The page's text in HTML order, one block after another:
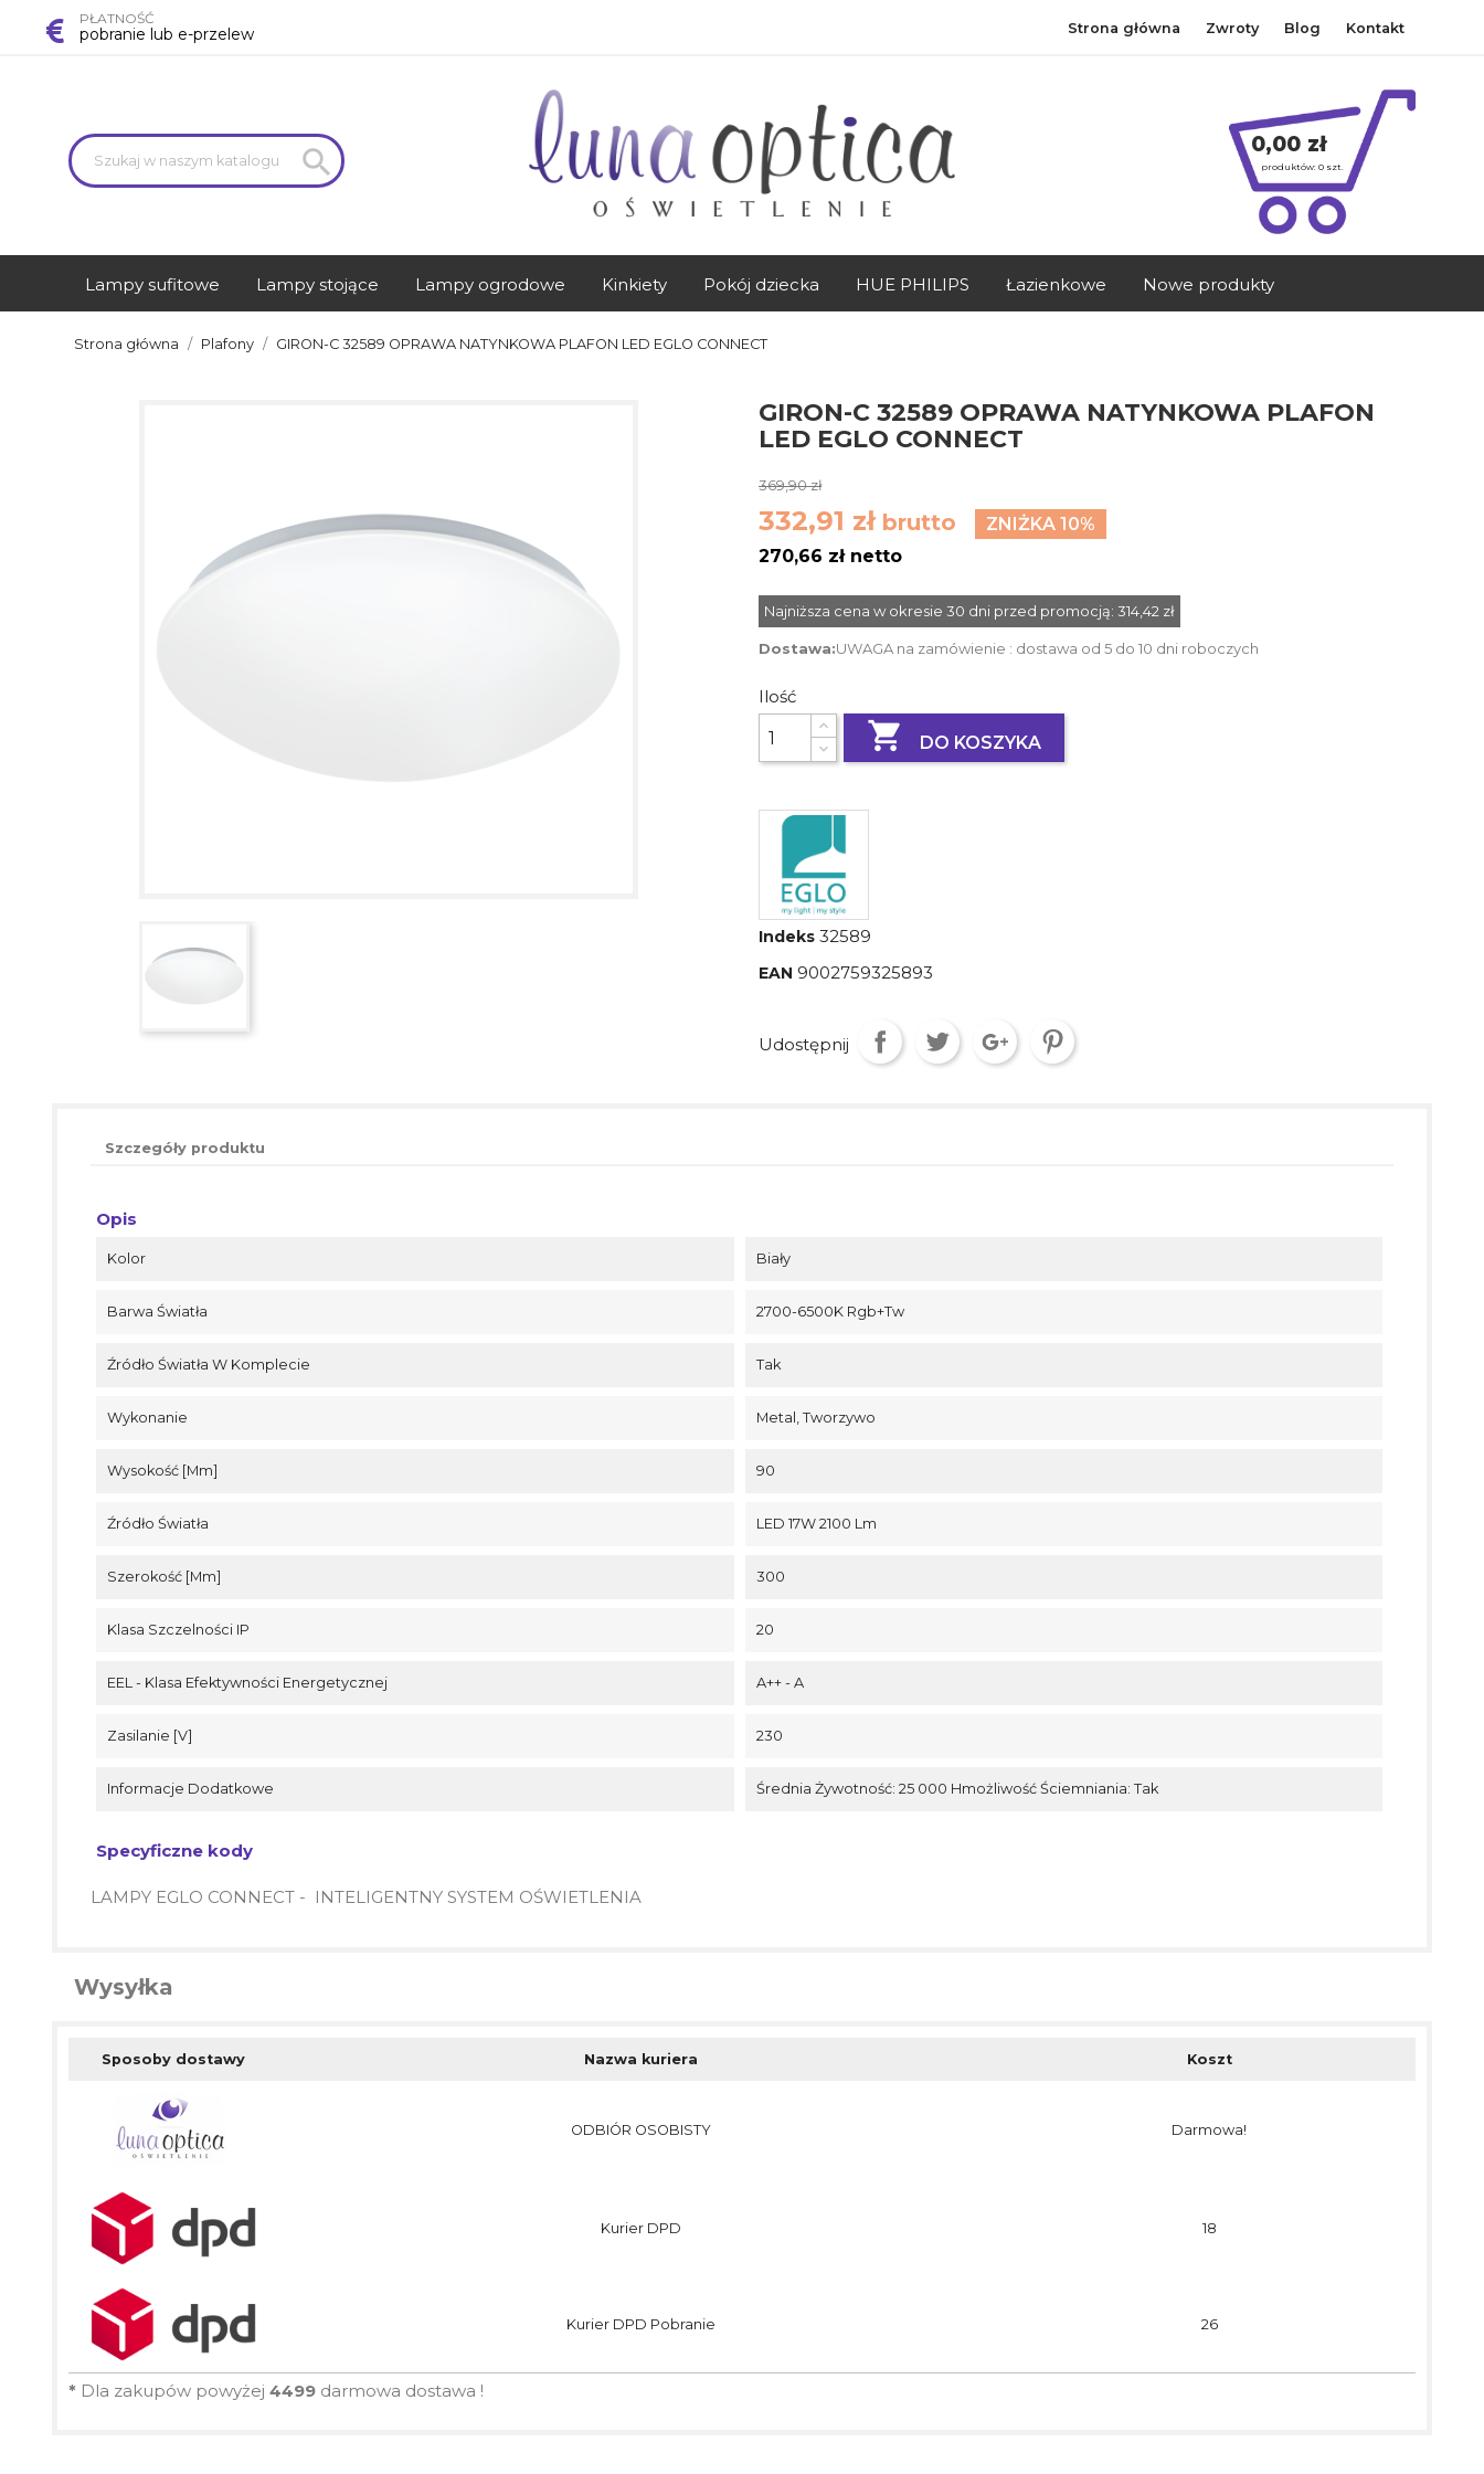
PŁATNOŚĆ
pobranie lub e-przelew Strona główna Zwroty Blog Kontakt
 0,00 zł
produktów: 0szt.
Lampy sufitowe Lampy stojące Lampy ogrodowe Kinkiety Pokój dziecka HUE PHILIPS Łazienkowe Nowe produkty
Strona główna Plafony GIRON-C 32589 OPRAWA NATYNKOWA PLAFON LED EGLO CONNECT
GIRON-C 32589 OPRAWA NATYNKOWA PLAFON
LED EGLO CONNECT
369,90 zł
332,91 zł brutto
ZNIŻKA 10%
270,66 zł netto
Najniższa cena w okresie 30 dni przed promocją: 314,42 zł
Dostawa:UWAGA na zamówienie : dostawa od 5 do 10 dni roboczych
Ilość
 DO KOSZYKA
Indeks 32589
EAN 9002759325893
Udostępnij
Szczegóły produktu
Opis
Kolor Biały
Barwa Światła 2700-6500K Rgb+tw
Źródło Światła W Komplecie Tak
Wykonanie Metal, Tworzywo
Wysokość [mm] 90
Źródło Światła LED 17W 2100 Lm
Szerokość [mm] 300
Klasa Szczelności IP 20
EEL - Klasa Efektywności Energetycznej A++ - A
Zasilanie [V] 230
Informacje Dodatkowe Średnia Żywotność: 25 000 Hmożliwość Ściemniania: Tak
Specyficzne kody
LAMPY EGLO CONNECT - INTELIGENTNY SYSTEM OŚWIETLENIA
Wysyłka
Sposoby dostawy Nazwa kuriera Koszt
ODBIÓR OSOBISTY Darmowa!
Kurier DPD 18
Kurier DPD Pobranie 26
* Dla zakupów powyżej 4499 darmowa dostawa !